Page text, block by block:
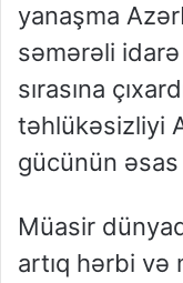
yanaşma
səmərəli
sırasına
təhlükəsizliyi
gücünün
Müasir
artıq hərbi